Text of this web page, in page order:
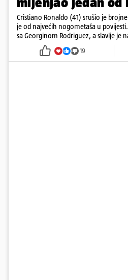
Cristiano Ronaldo (41) srušio je
je od najvećih nogometaša u
sa Georginom Rodriguez, a slavlje je
19